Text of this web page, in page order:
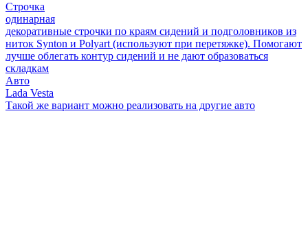
Строчка
одинарная
декоративные строчки по краям сидений и подголовников из
ниток Synton и Polyart (используют при перетяжке). Помогают
лучше облегать контур сидений и не дают образоваться
складкам
Авто
Lada Vesta
Такой же вариант можно реализовать на другие авто